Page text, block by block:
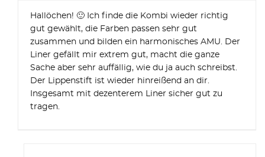
Hallöchen! 🙂 Ich finde die Kombi wieder richtig
gut gewählt, die Farben passen sehr gut
zusammen und bilden ein harmonisches AMU. Der
Liner gefällt mir extrem gut, macht die ganze
Sache aber sehr auffällig, wie du ja auch schreibst.
Der Lippenstift ist wieder hinreißend an dir.
Insgesamt mit dezenterem Liner sicher gut zu
tragen.